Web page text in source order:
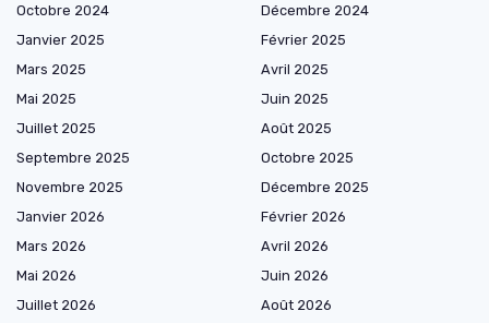
Octobre 2024
Décembre 2024
Janvier 2025
Février 2025
Mars 2025
Avril 2025
Mai 2025
Juin 2025
Juillet 2025
Août 2025
Septembre 2025
Octobre 2025
Novembre 2025
Décembre 2025
Janvier 2026
Février 2026
Mars 2026
Avril 2026
Mai 2026
Juin 2026
Juillet 2026
Août 2026